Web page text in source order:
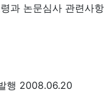
과 논문심사 관련사
행 2008.06.20